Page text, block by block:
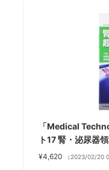
「Medical
ト17 腎・泌尿器
¥4,620 （2023/02/20